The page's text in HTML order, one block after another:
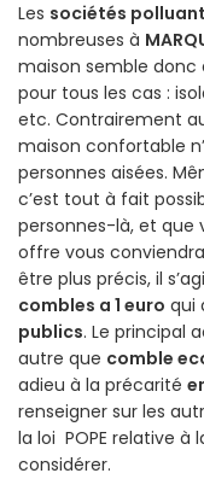
Les sociétés
nombreuses à
maison semble donc
pour tous les cas :
etc. Contrairement
maison confortable
personnes aisées.
c’est tout à fait
personnes-là, et que
offre vous
être plus précis, il
combles a 1 euro qui
publics. Le principal
autre que comble
adieu à la précarité
renseigner sur les
la loi POPE relative
considérer.